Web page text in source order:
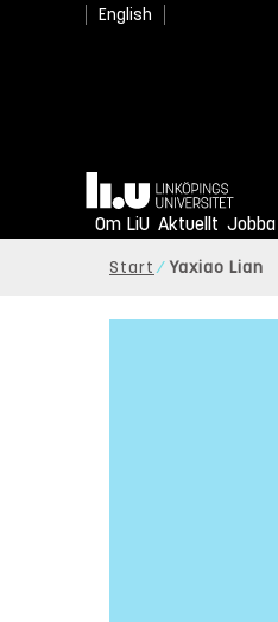
English
Hem
Om LiU Aktuellt
Start Yaxiao Lian